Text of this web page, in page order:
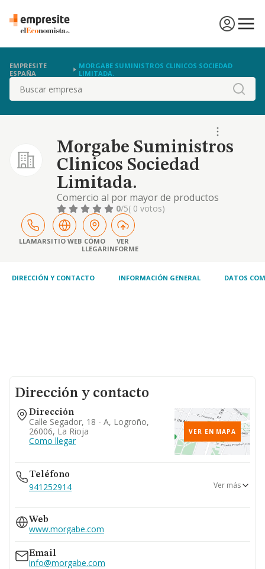
EMPRESITE
ESPAÑA
MORGABE SUMINISTROS CLINICOS SOCIEDAD
LIMITADA.
Buscar
Morgabe Suministros
Clinicos Sociedad
Limitada.
Comercio al por mayor de productos
farmacéuticos, mobiliaria e instrumental
médico
0/5( 0 votos)
LLAMARSITIO WEB CÓMO
LLEGAR
VER
INFORME
DIRECCIÓN Y CONTACTO INFORMACIÓN GENERAL DATOS
Dirección y contacto
Dirección
Calle Segador, 18 - A, Logroño,
26006, La Rioja
Como llegar
VER EN MAPA
Teléfono
941252914
639...
Ver teléfono 639...
Ver teléfono 636...
Ver más
Web
www.morgabe.com
Email
info@morgabe.com